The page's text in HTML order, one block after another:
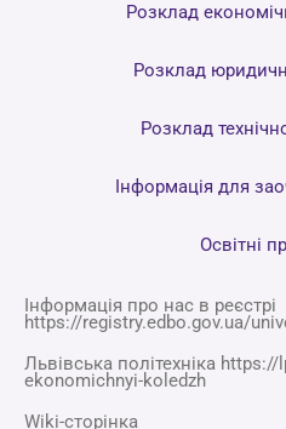
Розклад
Розклад
Розклад
Інформація для
Освітні
Інформація про нас в реєстрі
https://registry.edbo.gov.ua/
Львівська політехніка
ekonomichnyi-koledzh
Wiki-сторінка